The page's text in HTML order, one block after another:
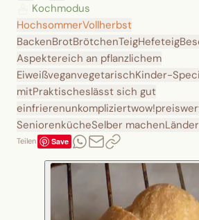
Kochmodus
HochsommerVollherbst
BackenBrotBrötchenTeigHefeteig
Aspektereich an pflanzlichem
EiweißveganvegetarischKinder-
mitPraktischeslässt sich gut
einfrierenunkompliziertwow!
SeniorenkücheSelber machen
Teilen Save